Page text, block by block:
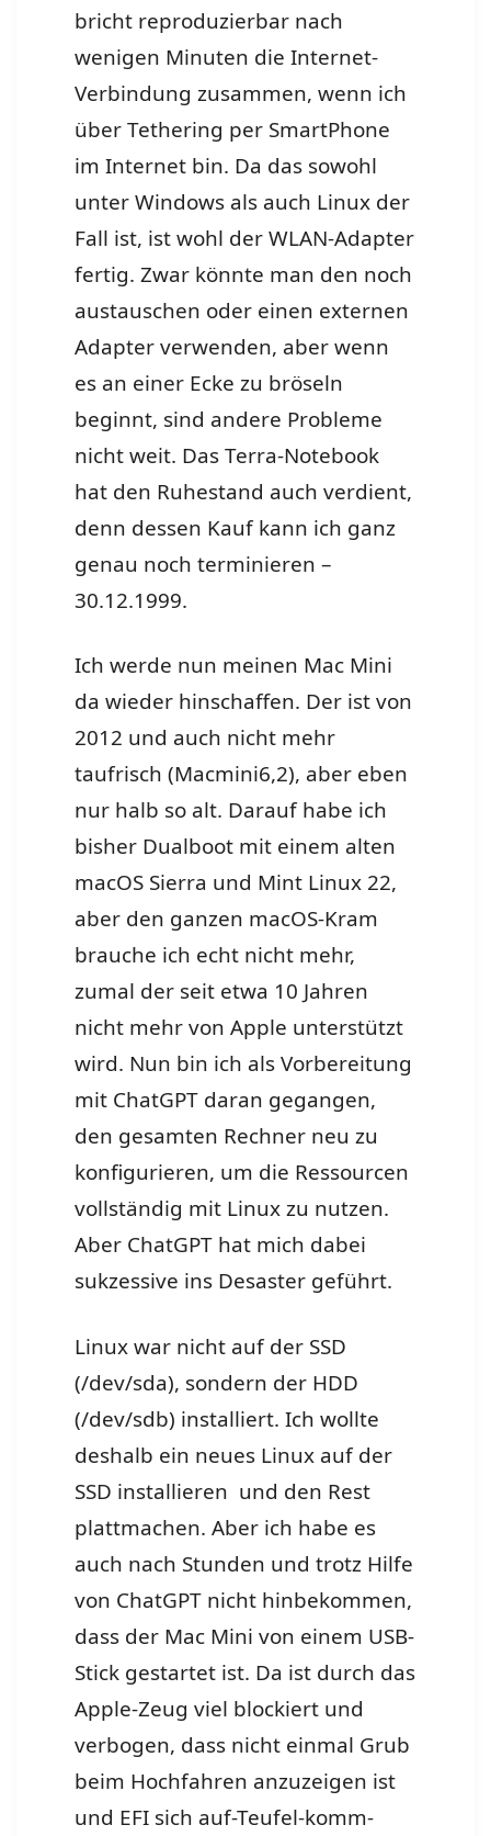
bricht reproduzierbar nach
wenigen Minuten die Internet-
Verbindung zusammen, wenn ich
über Tethering per SmartPhone
im Internet bin. Da das sowohl
unter Windows als auch Linux der
Fall ist, ist wohl der WLAN-Adapter
fertig. Zwar könnte man den noch
austauschen oder einen externen
Adapter verwenden, aber wenn
es an einer Ecke zu bröseln
beginnt, sind andere Probleme
nicht weit. Das Terra-Notebook
hat den Ruhestand auch verdient,
denn dessen Kauf kann ich ganz
genau noch terminieren –
30.12.1999.
Ich werde nun meinen Mac Mini
da wieder hinschaffen. Der ist von
2012 und auch nicht mehr
taufrisch (Macmini6,2), aber eben
nur halb so alt. Darauf habe ich
bisher Dualboot mit einem alten
macOS Sierra und Mint Linux 22,
aber den ganzen macOS-Kram
brauche ich echt nicht mehr,
zumal der seit etwa 10 Jahren
nicht mehr von Apple unterstützt
wird. Nun bin ich als Vorbereitung
mit ChatGPT daran gegangen,
den gesamten Rechner neu zu
konfigurieren, um die Ressourcen
vollständig mit Linux zu nutzen.
Aber ChatGPT hat mich dabei
sukzessive ins Desaster geführt.
Linux war nicht auf der SSD
(/dev/sda), sondern der HDD
(/dev/sdb) installiert. Ich wollte
deshalb ein neues Linux auf der
SSD installieren und den Rest
plattmachen. Aber ich habe es
auch nach Stunden und trotz Hilfe
von ChatGPT nicht hinbekommen,
dass der Mac Mini von einem USB-
Stick gestartet ist. Da ist durch das
Apple-Zeug viel blockiert und
verbogen, dass nicht einmal Grub
beim Hochfahren anzuzeigen ist
und EFI sich auf-Teufel-komm-